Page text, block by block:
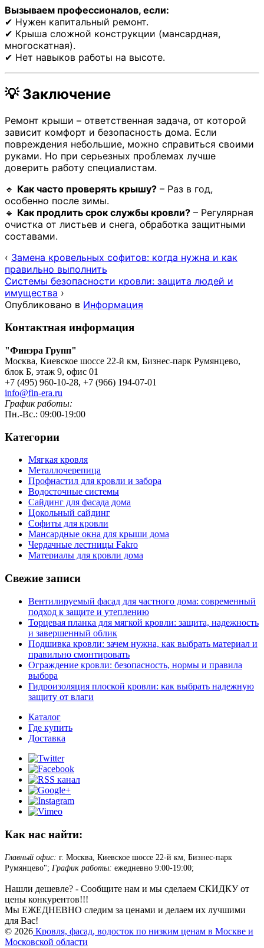
Вызываем профессионалов, если:
✔ Нужен капитальный ремонт.
✔ Крыша сложной конструкции (мансардная,
многоскатная).
✔ Нет навыков работы на высоте.
💡 Заключение
Ремонт крыши – ответственная задача, от которой
зависит комфорт и безопасность дома. Если
повреждения небольшие, можно справиться своими
руками. Но при серьезных проблемах лучше
доверить работу специалистам.
🔹 Как часто проверять крышу? – Раз в год,
особенно после зимы.
🔹 Как продлить срок службы кровли? – Регулярная
очистка от листьев и снега, обработка защитными
составами.
‹ Замена кровельных софитов: когда нужна и как
правильно выполнить
Системы безопасности кровли: защита людей и
имущества ›
Опубликовано в Информация
Контактная информация
"Финэра Групп"
Москва, Киевское шоссе 22-й км, Бизнес-парк Румянцево,
блок Б, этаж 9, офис 01
+7 (495) 960-10-28, +7 (966) 194-07-01
info@fin-era.ru
График работы:
Пн.-Вс.: 09:00-19:00
Категории
Мягкая кровля
Металлочерепица
Профнастил для кровли и забора
Водосточные системы
Сайдинг для фасада дома
Цокольный сайдинг
Софиты для кровли
Мансардные окна для крыши дома
Чердачные лестницы Fakro
Материалы для кровли дома
Свежие записи
Вентилируемый фасад для частного дома: современный
подход к защите и утеплению
Торцевая планка для мягкой кровли: защита, надежность
и завершенный облик
Подшивка кровли: зачем нужна, как выбрать материал и
правильно смонтировать
Ограждение кровли: безопасность, нормы и правила
выбора
Гидроизоляция плоской кровли: как выбрать надежную
защиту от влаги
Каталог
Где купить
Доставка
Как нас найти:
Главный офис: г. Москва, Киевское шоссе 22-й км, Бизнес-парк
Румянцево"; График работы: ежедневно 9:00-19:00;
Нашли дешевле? - Сообщите нам и мы сделаем СКИДКУ от
цены конкурентов!!!
Мы ЕЖЕДНЕВНО следим за ценами и делаем их лучшими
для Вас!
© 2026 Кровля, фасад, водосток по низким ценам в Москве и
Московской области